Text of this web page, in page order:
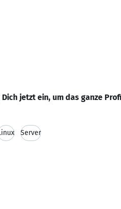
Dich jetzt ein, um das ganze
Server